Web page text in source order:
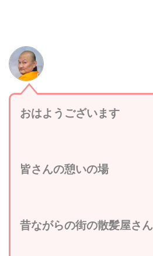
おはようございます
皆さんの憩いの場
昔ながらの街の散髪屋さん